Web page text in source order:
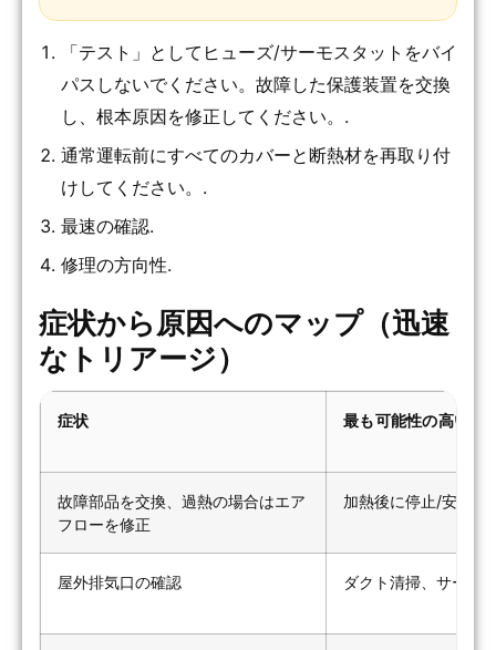
「テスト」としてヒューズ/サーモスタットをバイ
パスしないでください。故障した保護装置を交換
し、根本原因を修正してください。.
通常運転前にすべてのカバーと断熱材を再取り付
けしてください。.
最速の確認.
修理の方向性.
症状から原因へのマップ（迅速
なトリアージ）
症状 最も可能性の高い原
故障部品を交換、過熱の場合はエア
フローを修正
加熱後に停止/安全装
屋外排気口の確認 ダクト清掃、サーモ